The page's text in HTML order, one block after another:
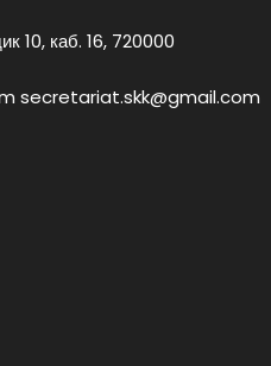
10, каб. 16, 720000
secretariat.skk@gmail.com